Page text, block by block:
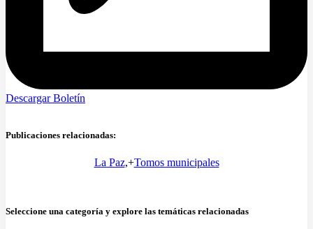
Descargar Boletín
Publicaciones relacionadas:
La Paz,+Tomos municipales
Seleccione una categoría y explore las temáticas relacionadas